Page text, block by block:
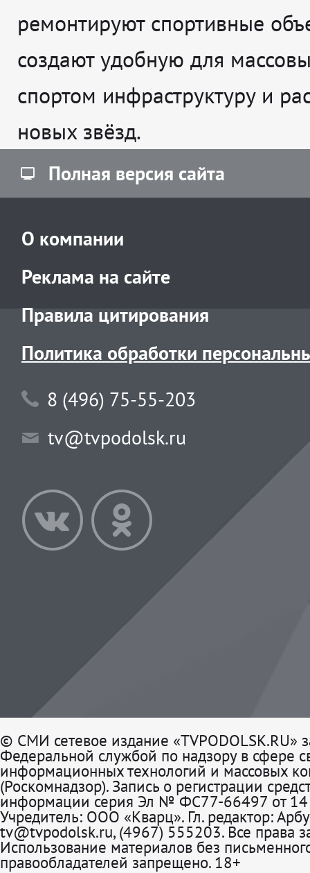
ремонтируют спортивные
создают удобную для
спортом инфраструктуру и
новых звёзд.
Полная версия сайта
О компании
Реклама на сайте
Правила цитирования
Политика обработки
8 (496) 75-55-203
tv@tvpodolsk.ru
© СМИ сетевое издание «TVPODOLSK.RU»
Федеральной службой по надзору в сфере
информационных технологий и массовых
(Роскомнадзор). Запись о регистрации
информации серия Эл № ФС77-66497 от 14
Учредитель: ООО «Кварц». Гл. редактор:
tv@tvpodolsk.ru, (4967) 555203. Все права
Использование материалов без
правообладателей запрещено. 18+